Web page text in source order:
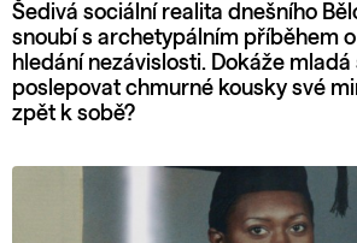
Šedivá sociální realita dnešního
snoubí s archetypálním příběhem
hledání nezávislosti. Dokáže
poslepovat chmurné kousky své
zpět k sobě?